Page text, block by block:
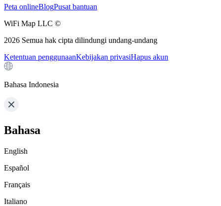
Peta onlineBlogPusat bantuan
WiFi Map LLC ©
2026 Semua hak cipta dilindungi undang-undang
Ketentuan penggunaanKebijakan privasiHapus akun
Bahasa Indonesia
Bahasa
English
Español
Français
Italiano